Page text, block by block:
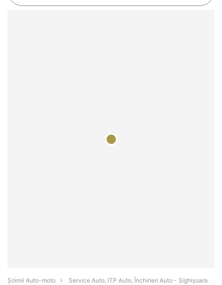
Șoimii Auto-moto
Service Auto, ITP Auto, Închirieri Auto - Sighişoara